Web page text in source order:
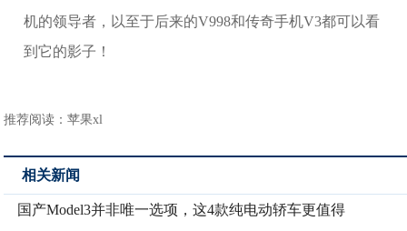
机的领导者，以至于后来的V998和传奇手机V3都可以看
到它的影子！
推荐阅读：苹果xl
相关新闻
国产Model3并非唯一选项，这4款纯电动轿车更值得